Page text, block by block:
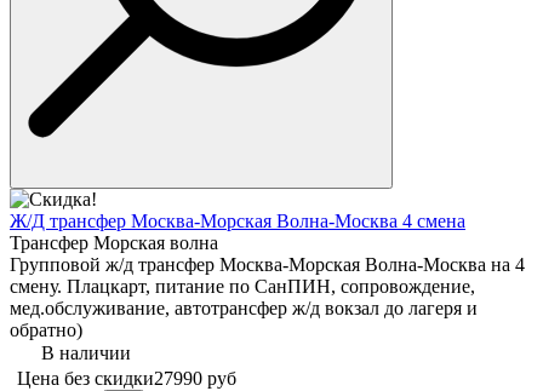
Ж/Д трансфер Москва-Морская Волна-Москва 4 смена
Трансфер Морская волна
Групповой ж/д трансфер Москва-Морская Волна-Москва на 4
смену. Плацкарт, питание по СанПИН, сопровождение,
мед.обслуживание, автотрансфер ж/д вокзал до лагеря и
обратно)
В наличии
Цена без скидки27990 руб